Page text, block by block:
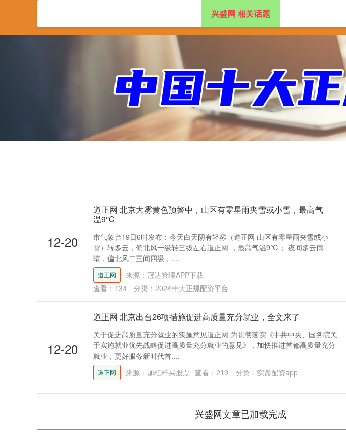
兴盛网 实盘配资app 2024十大正规配资平台
兴盛网 相关话题
12-20
道正网 北京大雾黄色预警中，山区有零星雨夹雪或小雪，最高气
温9℃
市气象台19日6时发布：今天白天阴有轻雾（道正网 山区有零星雨夹雪或小
雪）转多云，偏北风一级转三级左右道正网 ，最高气温9℃； 夜间多云间
晴，偏北风二三间四级，....
道正网
来源：冠达管理APP下载
查看： 134 分类： 2024十大正规配资平台
12-20
道正网 北京出台26项措施促进高质量充分就业，全文来了
关于促进高质量充分就业的实施意见道正网 为贯彻落实《中共中央、国务院关
于实施就业优先战略促进高质量充分就业的意见》，加快推进首都高质量充分
就业，更好服务新时代首....
道正网 来源：加杠杆买股票 查看： 219 分类： 实盘配资app
兴盛网文章已加载完成